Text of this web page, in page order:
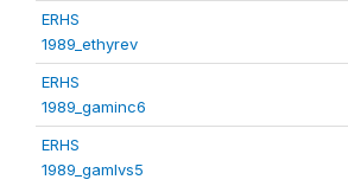
ERHS
1989_ethyrev
ERHS
1989_gaminc6
ERHS
1989_gamlvs5